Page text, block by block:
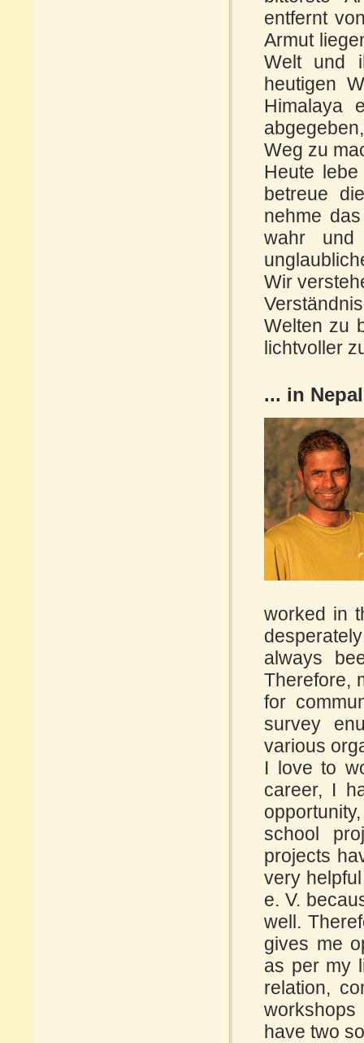
entfernt
Armut
Welt und
heutigen
Himalaya
Weg zu
Heute
betreue
nehme
wahr und
Wir
Welten zu
lichtvoller
... in Nepal
worked in
always
Therefore,
for
survey
various
I love to
career, I
school
projects
very
e. V.
well.
gives me
as per my
relation,
workshops
have two